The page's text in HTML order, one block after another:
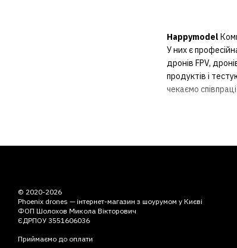
Happymodel
У них є
дронів FPV,
продуктів і
чекаємо
© 2020-2026
Phoenix drones — інтернет-магазин з шоурумом у Києві
ФОП Шолохов Микола Вікторович
ЄДРПОУ 3551606036
Приймаємо до оплати